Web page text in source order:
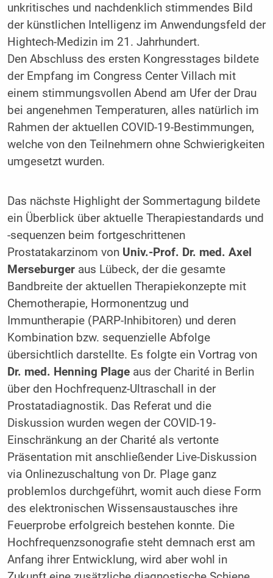
unkritisches und nachdenklich stimmendes Bild
der künstlichen Intelligenz im Anwendungsfeld der
Hightech-Medizin im 21. Jahrhundert.
Den Abschluss des ersten Kongresstages bildete
der Empfang im Congress Center Villach mit
einem stimmungsvollen Abend am Ufer der Drau
bei angenehmen Temperaturen, alles natürlich im
Rahmen der aktuellen COVID-19-Bestimmungen,
welche von den Teilnehmern ohne Schwierigkeiten
umgesetzt wurden.
Das nächste Highlight der Sommertagung bildete
ein Überblick über aktuelle Therapiestandards und
-sequenzen beim fortgeschrittenen
Prostatakarzinom von Univ.-Prof. Dr. med. Axel
Merseburgeraus Lübeck, der die gesamte
Bandbreite der aktuellen Therapiekonzepte mit
Chemotherapie, Hormonentzug und
Immuntherapie (PARP-Inhibitoren) und deren
Kombination bzw. sequenzielle Abfolge
übersichtlich darstellte. Es folgte ein Vortrag von
Dr. med. Henning Plageaus der Charité in Berlin
über den Hochfrequenz-Ultraschall in der
Prostatadiagnostik. Das Referat und die
Diskussion wurden wegen der COVID-19-
Einschränkung an der Charité als vertonte
Präsentation mit anschließender Live-Diskussion
via Onlinezuschaltung von Dr. Plage ganz
problemlos durchgeführt, womit auch diese Form
des elektronischen Wissensaustausches ihre
Feuerprobe erfolgreich bestehen konnte. Die
Hochfrequenzsonografie steht demnach erst am
Anfang ihrer Entwicklung, wird aber wohl in